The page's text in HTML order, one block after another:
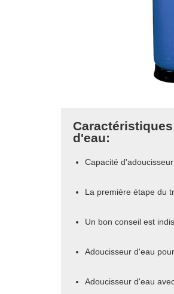
d'eau:
Capacité
La première étape du
Un bon conseil est
Adoucisseur d'eau
Adoucisseur d'eau